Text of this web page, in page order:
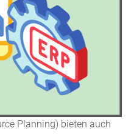
Planning) bieten auch